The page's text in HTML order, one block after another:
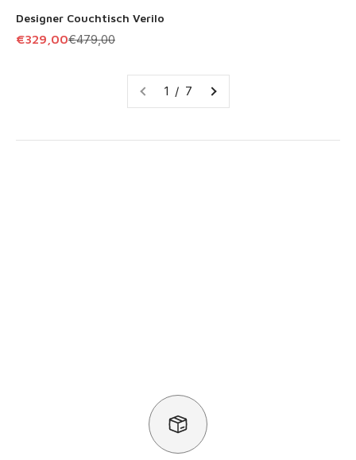
Designer Couchtisch Verilo
Angebot
€329,00Regulärer Preis
€479,00
1 / 7